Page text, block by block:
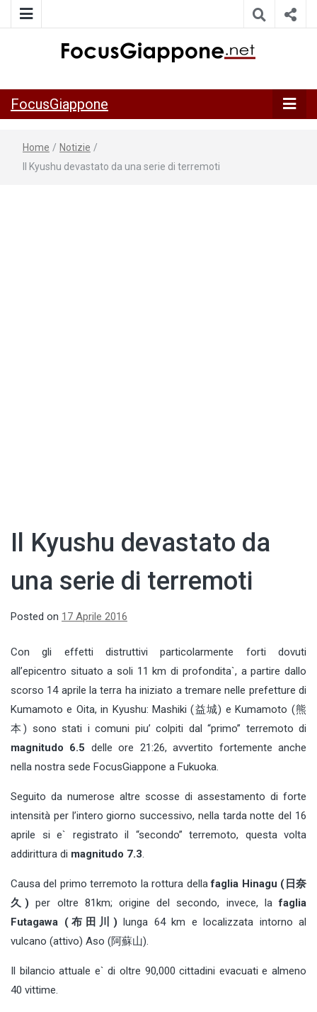
della Japan Italy Economic Federation
FocusGiappone
Home / Notizie /
Il Kyushu devastato da una serie di terremoti
Il Kyushu devastato da
una serie di terremoti
Posted on 17 Aprile 2016
Con gli effetti distruttivi particolarmente forti dovuti
all’epicentro situato a soli 11 km di profondita`, a partire dallo
scorso 14 aprile la terra ha iniziato a tremare nelle prefetture di
Kumamoto e Oita, in Kyushu: Mashiki (益城) e Kumamoto (熊
本) sono stati i comuni piu’ colpiti dal “primo” terremoto di
magnitudo 6.5 delle ore 21:26, avvertito fortemente anche
nella nostra sede FocusGiappone a Fukuoka.
Seguito da numerose altre scosse di assestamento di forte
intensità per l’intero giorno successivo, nella tarda notte del 16
aprile si e` registrato il “secondo” terremoto, questa volta
addirittura di magnitudo 7.3
Causa del primo terremoto la rottura dellafaglia Hinagu (日奈
久) per oltre 81km; origine del secondo, invece, la faglia
Futagawa (布田川) lunga 64 km e localizzata intorno al
vulcano (attivo) Aso (阿蘇山).
Il bilancio attuale e` di oltre 90,000 cittadini evacuati e almeno
40 vittime.